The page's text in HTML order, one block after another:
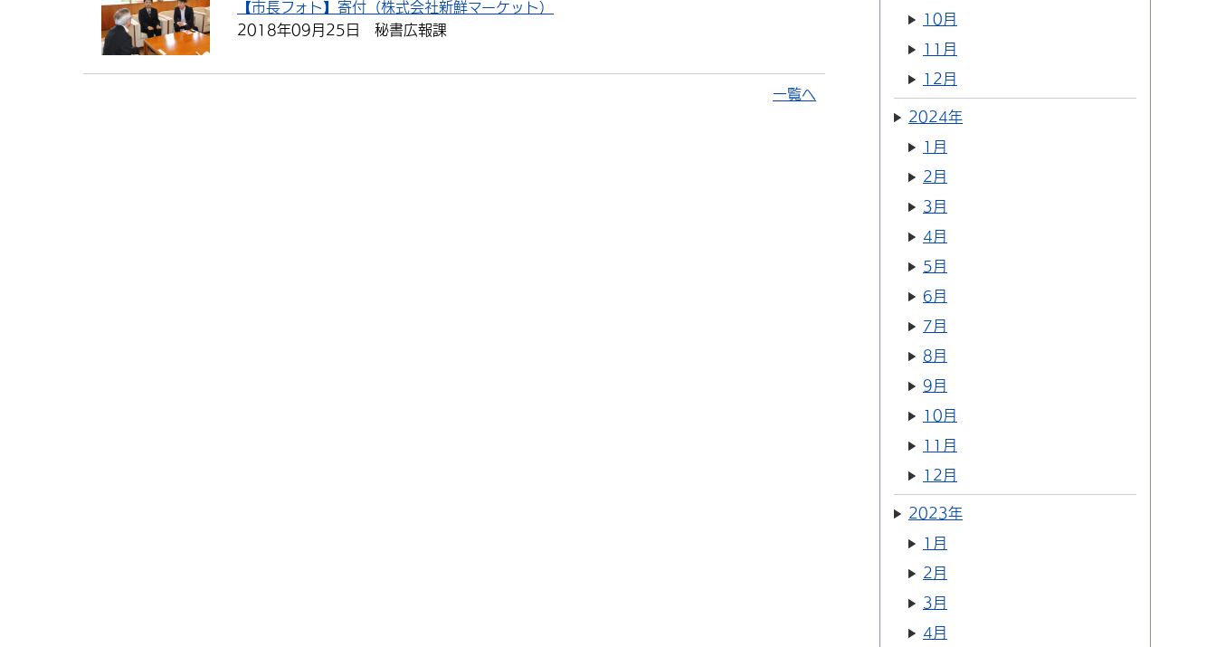
【市長フォト】寄付（株式会社新鮮マーケット）
2018年09月25日
秘書広報課
一覧へ
10月
11月
12月
2024年
1月
2月
3月
4月
5月
6月
7月
8月
9月
10月
11月
12月
2023年
1月
2月
3月
4月